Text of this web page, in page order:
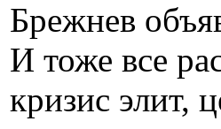
Брежнев
И тоже все
кризис элит,